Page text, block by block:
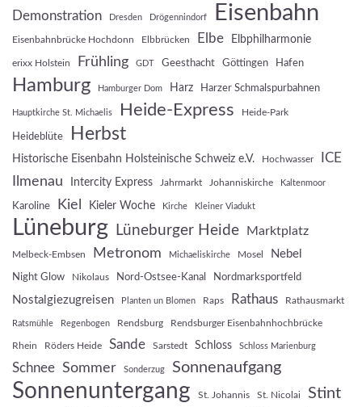
Demonstration Dresden Drögennindorf Eisenbahn
Eisenbahnbrücke Hochdonn Elbbrücken Elbe Elbphilharmonie
erixx Holstein Frühling GDT Geesthacht Göttingen Hafen
Hamburg Hamburger Dom Harz Harzer Schmalspurbahnen
Hauptkirche St. Michaelis Heide-Express Heide-Park
Heideblüte Herbst
Historische Eisenbahn Holsteinische Schweiz e.V. Hochwasser ICE
Ilmenau Intercity Express Jahrmarkt Johanniskirche Kaltenmoor
Karoline Kiel Kieler Woche Kirche Kleiner Viadukt
Lüneburg Lüneburger Heide Marktplatz
Melbeck-Embsen Metronom Michaeliskirche Mosel Nebel
Night Glow Nikolaus Nord-Ostsee-Kanal Nordmarksportfeld
Nostalgiezugreisen Planten un Blomen Raps Rathaus Rathausmarkt
Ratsmühle Regenbogen Rendsburg Rendsburger Eisenbahnhochbrücke
Rhein Röders Heide Sande Sarstedt Schloss Schloss Marienburg
Schnee Sommer Sonderzug Sonnenaufgang
Sonnenuntergang St. Johannis St. Nicolai Stint